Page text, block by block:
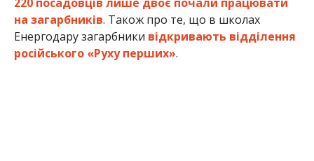
на загарбників. Також про те, що в школах
Енергодару загарбники відкривають відділення
російського «Руху перших».